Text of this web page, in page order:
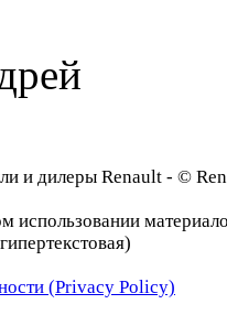
и дилеры Renault - ©
использовании
(Privacy Policy)